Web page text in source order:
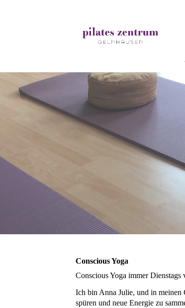
Conscious Yoga
Conscious Yoga immer
Ich bin Anna Julie, und in meinen
spüren und neue Energie zu